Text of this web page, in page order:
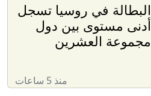
البطالة في روسيا تسجل
أدنى مستوى بين دول
مجموعة العشرين
منذ 5 ساعات